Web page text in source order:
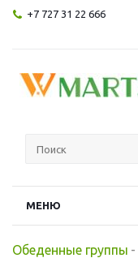
+7 727 31 22 666
МЕНЮ
Обеденные группы -